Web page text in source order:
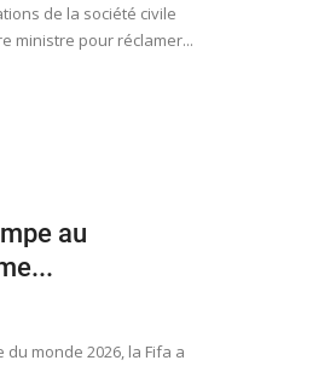
de la société civile
ministre pour réclamer...
au
monde 2026, la Fifa a